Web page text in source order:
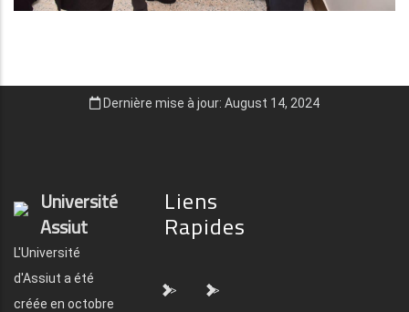
Dernière mise à jour: August 14, 2024
Université
Assiut
L'Université
d'Assiut a été
créée en octobre
Liens
Rapides
"> ">